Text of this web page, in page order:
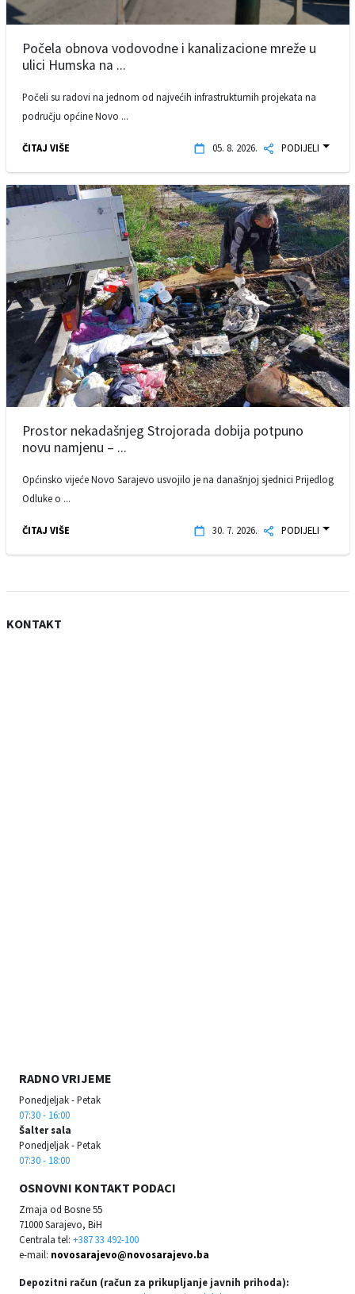
Počela obnova vodovodne i kanalizacione mreže u
ulici Humska na ...
Počeli su radovi na jednom od najvećih infrastrukturnih projekata na
području općine Novo ...
ČITAJ VIŠE 05. 8. 2026. PODIJELI
Prostor nekadašnjeg Strojorada dobija potpuno
novu namjenu – ...
Općinsko vijeće Novo Sarajevo usvojilo je na današnjoj sjednici Prijedlog
Odluke o ...
ČITAJ VIŠE 30. 7. 2026. PODIJELI
KONTAKT
RADNO VRIJEME
Ponedjeljak - Petak
07:30 - 16:00
Šalter sala
Ponedjeljak - Petak
07:30 - 18:00
OSNOVNI KONTAKT PODACI
Zmaja od Bosne 55
71000 Sarajevo, BiH
Centrala tel: +387 33 492-100
e-mail: novosarajevo@novosarajevo.ba
Depozitni račun (račun za prikupljanje javnih prihoda):